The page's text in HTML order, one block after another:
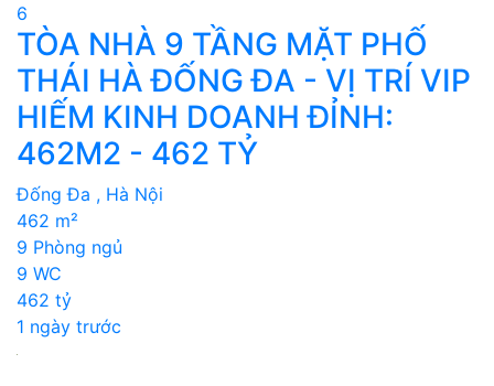
6
TÒA NHÀ 9 TẦNG MẶT PHỐ
THÁI HÀ ĐỐNG ĐA - VỊ TRÍ VIP
HIẾM KINH DOANH ĐỈNH:
462M2 - 462 TỶ
Đống Đa , Hà Nội
462 m²
9 Phòng ngủ
9 WC
462 tỷ
1 ngày trước